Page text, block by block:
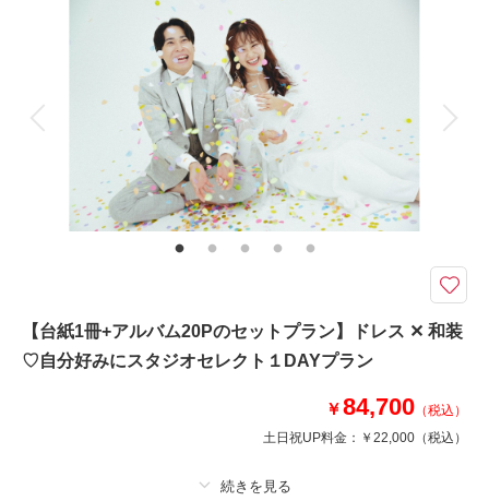
相談予約する
来店・オンライン
新婦衣装1着
ヘアメイク
データ 300 カット
衣装追加 会食
家族と撮影 家族用衣装レンタル ペットと撮影
その他含むもの
出張料 / ヘアメイクアテンド / ライブレタッチ
これからのシーズンは人が少なく撮影も快適！豊かな自然に囲まれて、ここ
砂浜・草木に囲まれたトンネル・森の中の洞窟など多くの撮影スポットがあ
り、豊かな自然と青い海を背景に撮影が可能◎
今ならシーズン料金22,000円が無料になる他、選べる特典もプレゼント♡
撮影場所： 銚子 （千葉）
【台紙1冊+アルバム20Pのセットプラン】ドレス ✕ 和装
♡自分好みにスタジオセレクト１DAYプラン
￥84,700 （税込）
土日祝UP料金： ￥22,000 （税込）